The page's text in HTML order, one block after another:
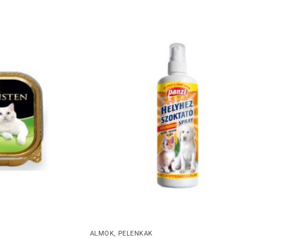
ALMOK, PELENKÁK